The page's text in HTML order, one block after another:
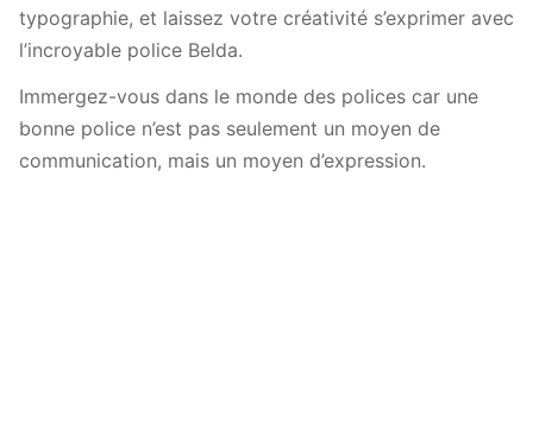
typographie, et laissez votre créativité s’exprimer avec
l’incroyable police Belda.
Immergez-vous dans le monde des polices car une
bonne police n’est pas seulement un moyen de
communication, mais un moyen d’expression.